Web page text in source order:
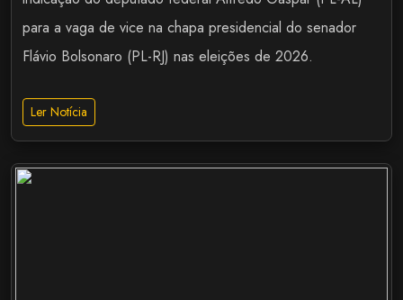
para a vaga de vice na chapa presidencial do senador
Flávio Bolsonaro (PL-RJ) nas eleições de 2026.
Ler Notícia